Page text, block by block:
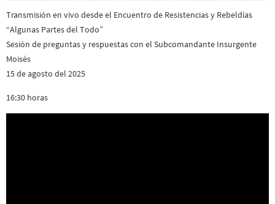
Transmisión en vivo desde el Encuentro de Resistencias y Rebeldías
“Algunas Partes del Todo”
Sesión de preguntas y respuestas con el Subcomandante Insurgente
Moisés
15 de agosto del 2025
16:30 horas